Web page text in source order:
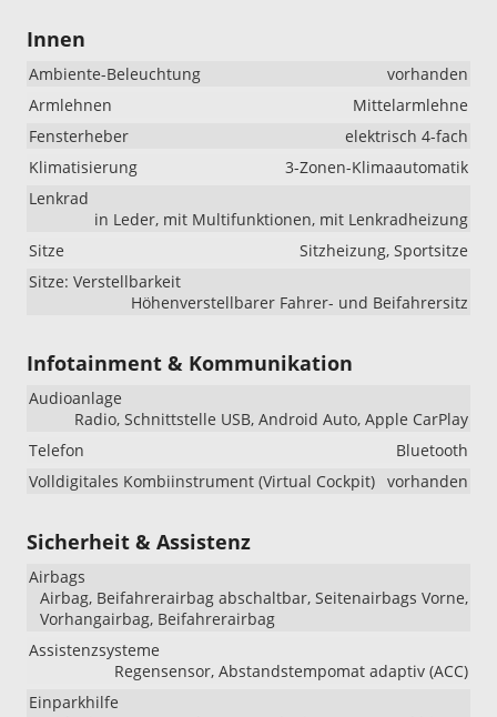
Innen
Ambiente-Beleuchtung
vorhanden
Armlehnen
Mittelarmlehne
Fensterheber
elektrisch 4-fach
Klimatisierung
3-Zonen-Klimaautomatik
Lenkrad
in Leder, mit Multifunktionen, mit Lenkradheizung
Sitze
Sitzheizung, Sportsitze
Sitze: Verstellbarkeit
Höhenverstellbarer Fahrer- und Beifahrersitz
Infotainment & Kommunikation
Audioanlage
Radio, Schnittstelle USB, Android Auto, Apple CarPlay
Telefon
Bluetooth
Volldigitales Kombiinstrument (Virtual Cockpit) vorhanden
Sicherheit & Assistenz
Airbags
Airbag, Beifahrerairbag abschaltbar, Seitenairbags Vorne,
Vorhangairbag, Beifahrerairbag
Assistenzsysteme
Regensensor, Abstandstempomat adaptiv (ACC)
Einparkhilfe